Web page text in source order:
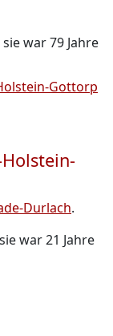
sie war 79 Jahre
Gottorp
Durlach.
war 21 Jahre